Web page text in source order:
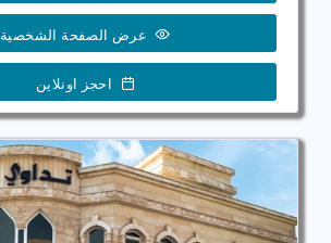
عرض الصفحة الشخصية
احجز اونلاين